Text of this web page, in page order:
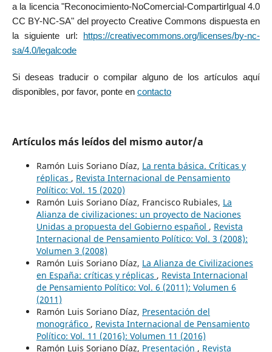
a la licencia "Reconocimiento-NoComercial-CompartirIgual 4.0
CC BY-NC-SA" del proyecto Creative Commons dispuesta en
la siguiente url:
https://creativecommons.org/licenses/by-nc-
sa/4.0/legalcode
Si deseas traducir o compilar alguno de los artículos aquí
disponibles, por favor, ponte en contacto
Artículos más leídos del mismo autor/a
Ramón Luis Soriano Díaz, La renta básica. Críticas y
réplicas , Revista Internacional de Pensamiento
Político: Vol. 15 (2020)
Ramón Luis Soriano Díaz, Francisco Rubiales, La
Alianza de civilizaciones: un proyecto de Naciones
Unidas a propuesta del Gobierno español , Revista
Internacional de Pensamiento Político: Vol. 3 (2008):
Volumen 3 (2008)
Ramón Luis Soriano Díaz, La Alianza de Civilizaciones
en España: críticas y réplicas , Revista Internacional
de Pensamiento Político: Vol. 6 (2011): Volumen 6
(2011)
Ramón Luis Soriano Díaz, Presentación del
monográfico , Revista Internacional de Pensamiento
Político: Vol. 11 (2016): Volumen 11 (2016)
Ramón Luis Soriano Díaz, Presentación , Revista